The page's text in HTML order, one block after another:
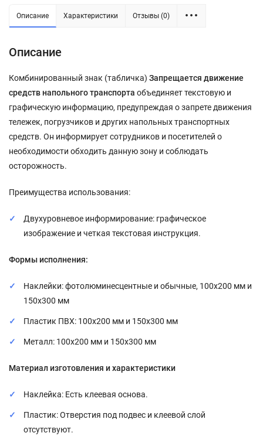
Описание Характеристики Отзывы (0)
Описание
Комбинированный знак (табличка) Запрещается движение
средств напольного транспорта объединяет текстовую и
графическую информацию, предупреждая о запрете движения
тележек, погрузчиков и других напольных транспортных
средств. Он информирует сотрудников и посетителей о
необходимости обходить данную зону и соблюдать
осторожность.
Преимущества использования:
Двухуровневое информирование: графическое
изображение и четкая текстовая инструкция.
Формы исполнения:
Наклейки: фотолюминесцентные и обычные, 100x200 мм и
150x300 мм
Пластик ПВХ: 100x200 мм и 150x300 мм
Металл: 100x200 мм и 150x300 мм
Материал изготовления и характеристики
Наклейка: Есть клеевая основа.
Пластик: Отверстия под подвес и клеевой слой
отсутствуют.